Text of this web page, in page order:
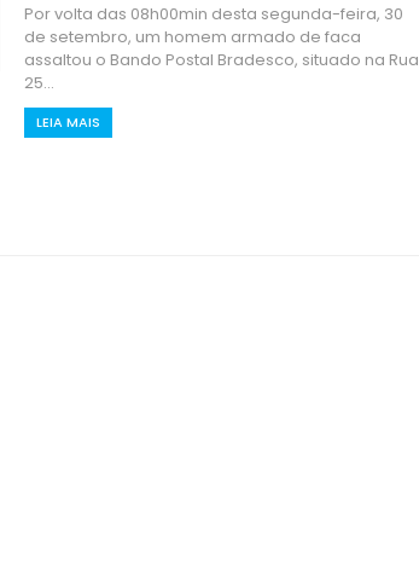
Por volta das 08h00min desta segunda-feira, 30
de setembro, um homem armado de faca
assaltou o Bando Postal Bradesco, situado na Rua
25...
LEIA MAIS